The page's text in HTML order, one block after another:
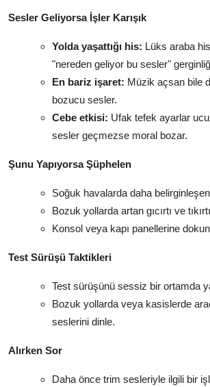
Sesler Geliyorsa İşler Karışık
Yolda yaşattığı his: Lüks araba
"nereden geliyor bu sesler"
En bariz işaret: Müzik açsan bile
bozucu sesler.
Cebe etkisi: Ufak tefek ayarlar
sesler geçmezse moral bozar.
Şunu Yapıyorsa Şüphelen
Soğuk havalarda daha
Bozuk yollarda artan gıcırtı ve
Konsol veya kapı panellerine
Test Sürüşü Taktikleri
Test sürüşünü sessiz bir ortamda
Bozuk yollarda veya kasislerde
seslerini dinle.
Alırken Sor
Daha önce trim sesleriyle ilgili bir